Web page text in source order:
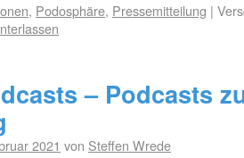
, Podosphäre, Pressemitteilung |
– Podcasts
2021 von Steffen Wrede